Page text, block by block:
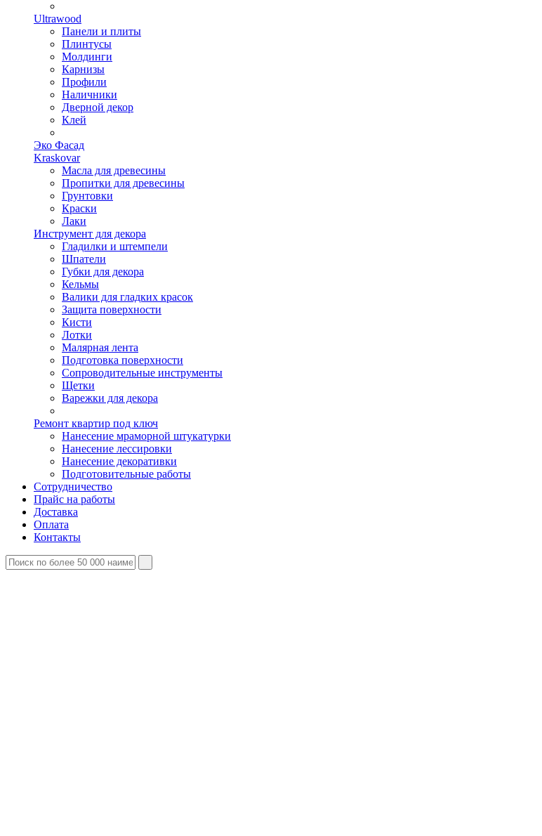
Ultrawood
Панели и плиты
Плинтусы
Молдинги
Карнизы
Профили
Наличники
Дверной декор
Клей
Эко Фасад
Kraskovar
Масла для древесины
Пропитки для древесины
Грунтовки
Краски
Лаки
Инструмент для декора
Гладилки и штемпели
Шпатели
Губки для декора
Кельмы
Валики для гладких красок
Защита поверхности
Кисти
Лотки
Малярная лента
Подготовка поверхности
Сопроводительные инструменты
Щетки
Варежки для декора
Ремонт квартир под ключ
Нанесение мраморной штукатурки
Нанесение лессировки
Нанесение декоративки
Подготовительные работы
Сотрудничество
Прайс на работы
Доставка
Оплата
Контакты